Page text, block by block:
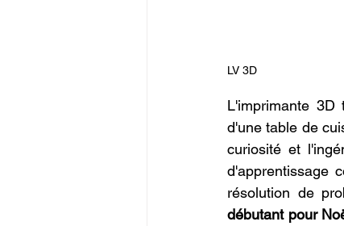
LV 3D
L'imprimante
d'une table de
curiosité et
d'apprentissage
résolution de
débutant pour